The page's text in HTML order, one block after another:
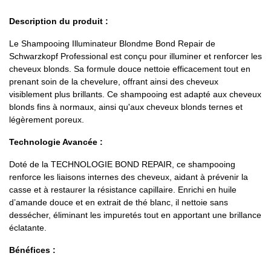
Description du produit :
Le Shampooing Illuminateur Blondme Bond Repair de
Schwarzkopf Professional est conçu pour illuminer et renforcer les
cheveux blonds. Sa formule douce nettoie efficacement tout en
prenant soin de la chevelure, offrant ainsi des cheveux
visiblement plus brillants. Ce shampooing est adapté aux cheveux
blonds fins à normaux, ainsi qu'aux cheveux blonds ternes et
légèrement poreux.
Technologie Avancée :
Doté de la TECHNOLOGIE BOND REPAIR, ce shampooing
renforce les liaisons internes des cheveux, aidant à prévenir la
casse et à restaurer la résistance capillaire. Enrichi en huile
d’amande douce et en extrait de thé blanc, il nettoie sans
dessécher, éliminant les impuretés tout en apportant une brillance
éclatante.
Bénéfices :